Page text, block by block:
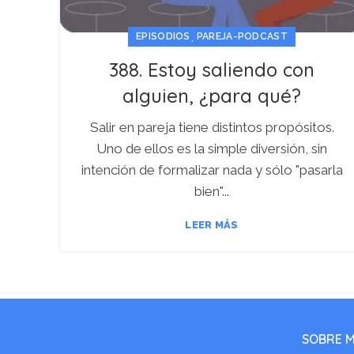
EPISODIOS PAREJA-PODCAST
388. Estoy saliendo con
alguien, ¿para qué?
Salir en pareja tiene distintos propósitos.
Uno de ellos es la simple diversión, sin
intención de formalizar nada y sólo "pasarla
bien"...
LEER MÁS
SOBRE